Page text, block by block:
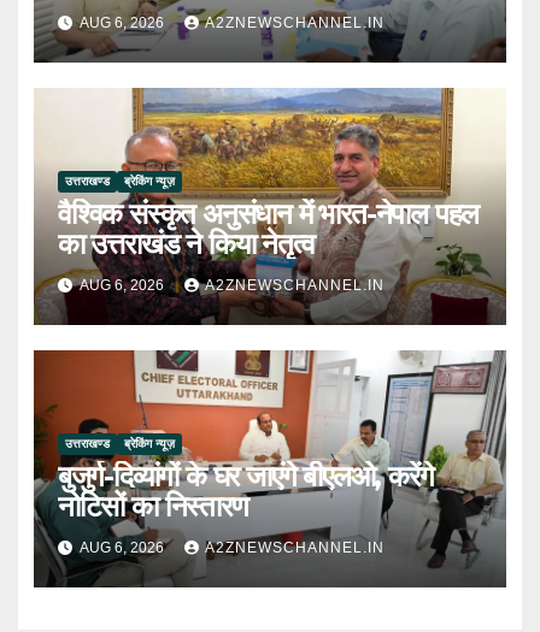
AUG 6, 2026 A2ZNEWSCHANNEL.IN
उत्तराखण्ड ब्रेकिंग न्यूज़
वैश्विक संस्कृत अनुसंधान में भारत-नेपाल पहल
का उत्तराखंड ने किया नेतृत्व
AUG 6, 2026 A2ZNEWSCHANNEL.IN
उत्तराखण्ड ब्रेकिंग न्यूज़
बुजुर्ग-दिव्यांगों के घर जाएंगे बीएलओ, करेंगे
नोटिसों का निस्तारण
AUG 6, 2026 A2ZNEWSCHANNEL.IN